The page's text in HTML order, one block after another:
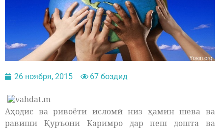
26 ноября, 2015 67 боздид
Аҳодис ва ривоёти исломӣ низ ҳамин шева ва
равиши Қуръони Каримро дар пеш дошта ва